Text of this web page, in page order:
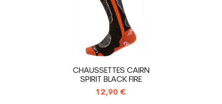
Noir
1.31
adulte loisir
CHAUSSETTES CAIRN
SPIRIT BLACK FIRE
12,90 €